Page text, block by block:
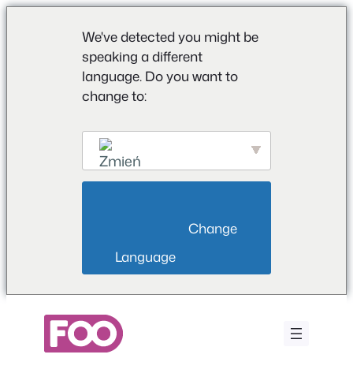
We've detected you might be
speaking a different
language. Do you want to
change to:
Language